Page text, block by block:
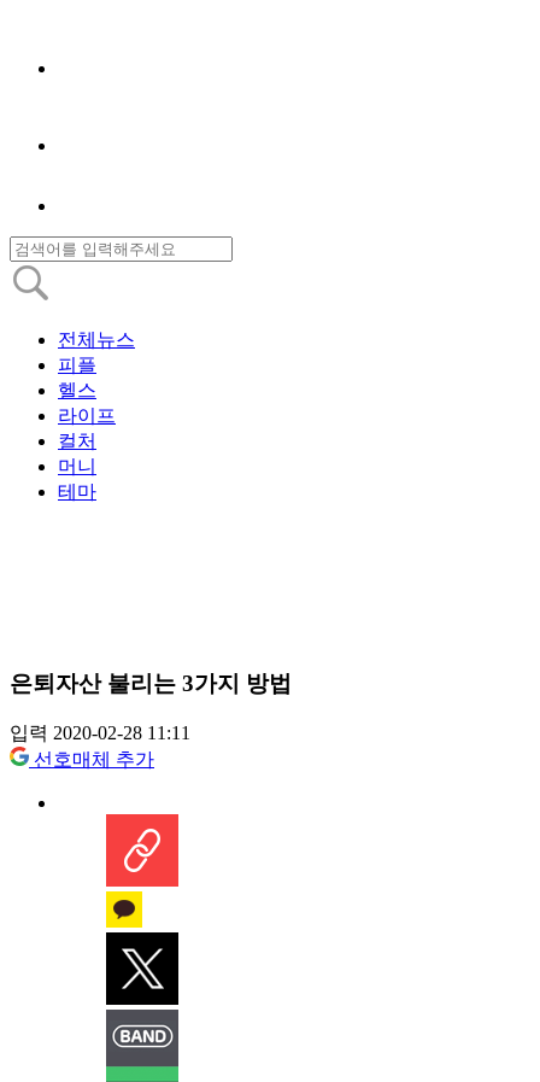
전체뉴스
피플
헬스
라이프
컬처
머니
테마
은퇴자산 불리는 3가지 방법
입력 2020-02-28 11:11
선호매체 추가